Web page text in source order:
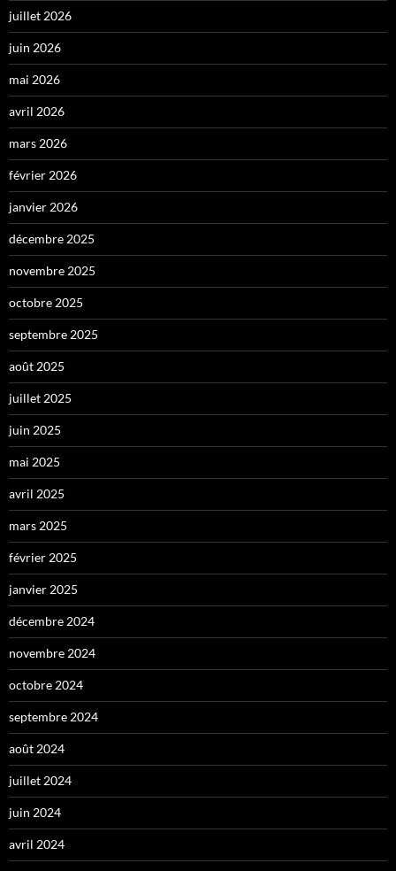
juillet 2026
juin 2026
mai 2026
avril 2026
mars 2026
février 2026
janvier 2026
décembre 2025
novembre 2025
octobre 2025
septembre 2025
août 2025
juillet 2025
juin 2025
mai 2025
avril 2025
mars 2025
février 2025
janvier 2025
décembre 2024
novembre 2024
octobre 2024
septembre 2024
août 2024
juillet 2024
juin 2024
avril 2024